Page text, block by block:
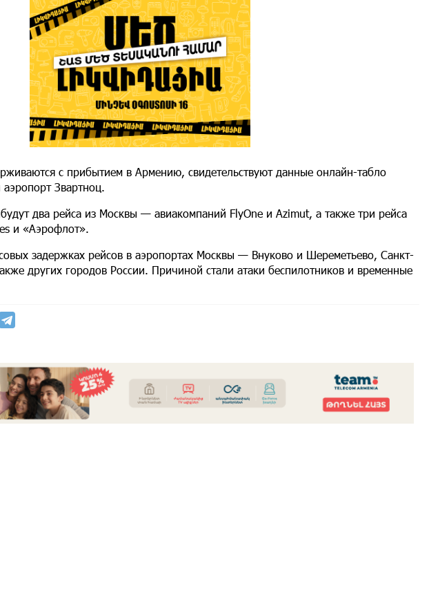
с прибытием в Армению, свидетельствуют данные онлайн-табло
Звартноц.
два рейса из Москвы — авиакомпаний FlyOne и Azimut, а также три рейса
и «Аэрофлот».
задержках рейсов в аэропортах Москвы — Внуково и Шереметьево, Санкт-
других городов России. Причиной стали атаки беспилотников и временные